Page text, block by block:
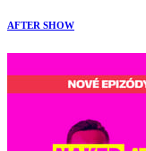
AFTER SHOW